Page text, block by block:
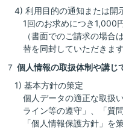
4) 利用目的の通知または開
1回のお求めにつき1,000
（書面でのご請求の場合
替を同封していただきます
７ 個人情報の取扱体制や講じ
1) 基本方針の策定
個人データの適正な取扱
ライン等の遵守」、「質
「個人情報保護方針」を